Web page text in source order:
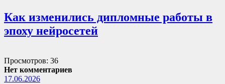
Как изменились дипломные работы в
эпоху нейросетей
Просмотров: 36
Нет комментариев
17.06.2026